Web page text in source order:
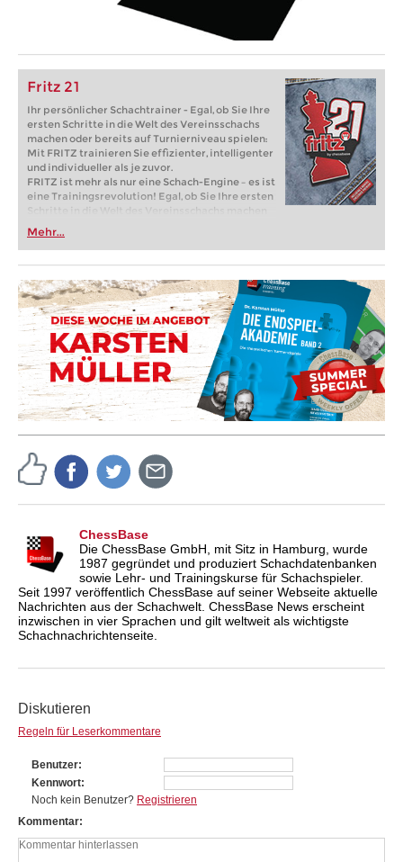
Fritz 21
Ihr persönlicher Schachtrainer - Egal, ob Sie Ihre
ersten Schritte in die Welt des Vereinsschachs
machen oder bereits auf Turnierniveau spielen:
Mit FRITZ trainieren Sie effizienter, intelligenter
und individueller als je zuvor.
FRITZ ist mehr als nur eine Schach-Engine – es ist
eine Trainingsrevolution! Egal, ob Sie Ihre ersten
Schritte in die Welt des Vereinsschachs machen
oder bereits auf Turnierniveau spielen: Mit
FRITZ trainieren Sie effizienter, intelligenter und
individueller als je zuvor.
Mehr...
ChessBase
Die ChessBase GmbH, mit Sitz in Hamburg, wurde
1987 gegründet und produziert Schachdatenbanken
sowie Lehr- und Trainingskurse für Schachspieler.
Seit 1997 veröffentlich ChessBase auf seiner Webseite aktuelle
Nachrichten aus der Schachwelt. ChessBase News erscheint
inzwischen in vier Sprachen und gilt weltweit als wichtigste
Schachnachrichtenseite.
Diskutieren
Regeln für Leserkommentare
Benutzer
Kennwort
Noch kein Benutzer? Registrieren
Kommentar